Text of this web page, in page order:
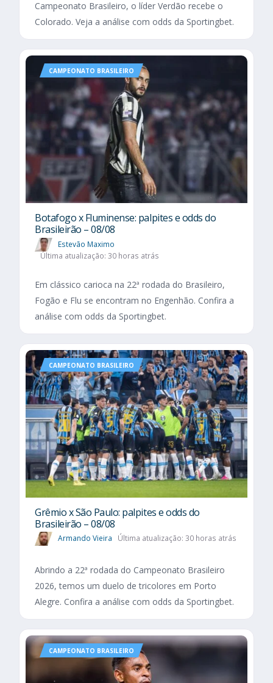
Campeonato Brasileiro, o líder Verdão recebe o
Colorado. Veja a análise com odds da Sportingbet.
CAMPEONATO BRASILEIRO
Botafogo x Fluminense: palpites e odds do
Brasileirão – 08/08
Estevão Maximo
Última atualização: 30 horas atrás
Em clássico carioca na 22ª rodada do Brasileiro,
Fogão e Flu se encontram no Engenhão. Confira a
análise com odds da Sportingbet.
CAMPEONATO BRASILEIRO
Grêmio x São Paulo: palpites e odds do
Brasileirão – 08/08
Armando Vieira Última atualização: 30 horas atrás
Abrindo a 22ª rodada do Campeonato Brasileiro
2026, temos um duelo de tricolores em Porto
Alegre. Confira a análise com odds da Sportingbet.
CAMPEONATO BRASILEIRO